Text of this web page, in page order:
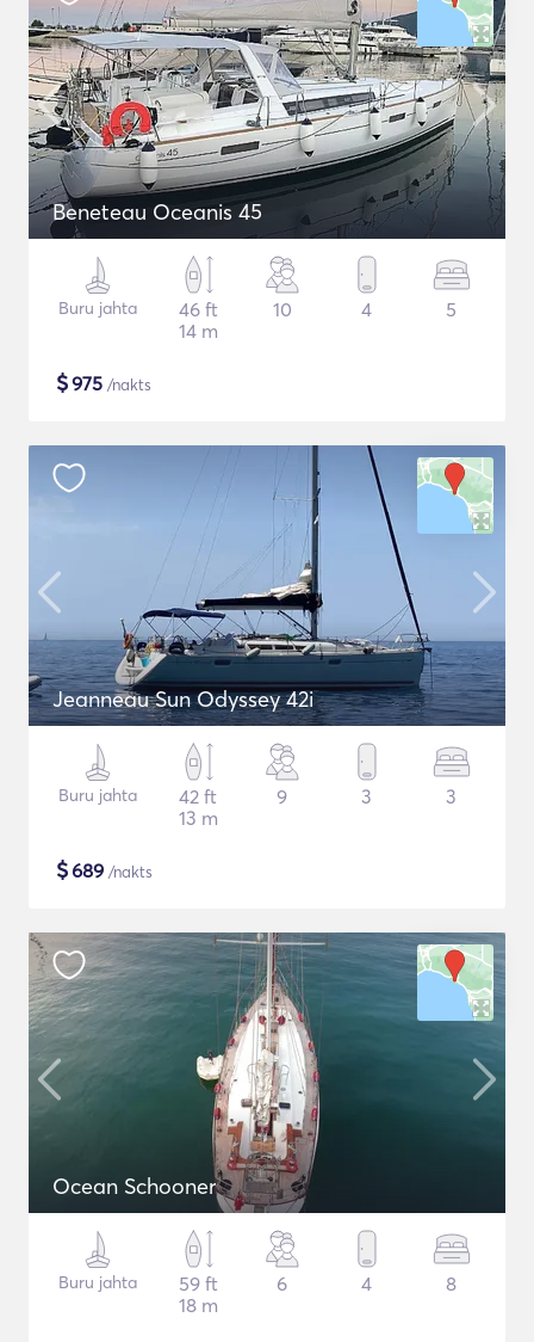
Beneteau Oceanis 45
Buru jahta
46 ft
14 m
10 4 5
$975 /nakts
Jeanneau Sun Odyssey 42i
Buru jahta
42 ft
13 m
9 3 3
$689 /nakts
Ocean Schooner
Buru jahta
59 ft
18 m
6 4 8